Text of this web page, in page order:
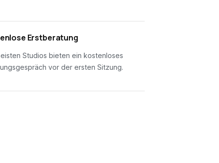
Erstberatung
Studios bieten ein kostenloses
vor der ersten Sitzung.